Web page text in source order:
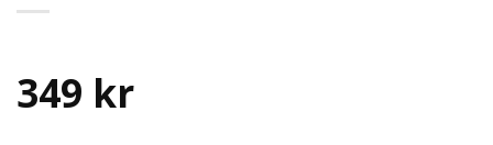
349 kr